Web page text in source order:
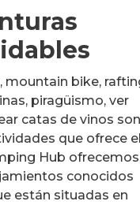
mountain bike,
piragüismo, ver
catas de vinos son
que ofrece el
Hub
conocidos
están situadas en